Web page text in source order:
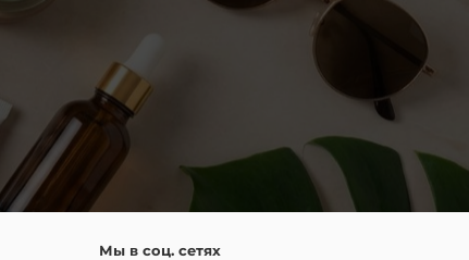
Мы в соц. сетях